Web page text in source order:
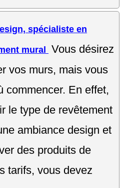
spécialiste en
mural Vous désirez
vos murs, mais vous
commencer. En effet,
le type de revêtement
ambiance design et
des produits de
tarifs, vous devez